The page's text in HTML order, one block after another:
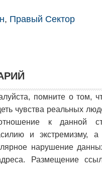
, Правый Сектор
помните о том,
чувства реальных
к данной
и экстремизму, а
нарушение
Размещение